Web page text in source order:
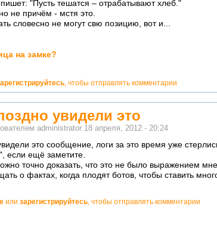
"Пусть тешатся – отрабатывают хлеб."
не причём - мстя это.
словесно не могут свю позицию, вот и...
на замке?
, чтобы отправлять комментарии
увидели это
administrator 18 апреля, 2012 - 20:24
это сообщение, логи за это время уже
если ещё заметите.
точно доказать, что это не было выражением
о фактах, когда плодят ботов, чтобы ставить
или зарегистрируйтесь, чтобы отправлять комментарии